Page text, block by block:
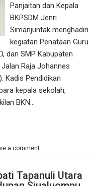
Panjaitan dan Kepala
BKPSDM Jenri
Simanjuntak menghadiri
kegiatan Penataan Guru
dan SMP Kabupaten
Raja Johannes
Kadis Pendidikan
kepala sekolah,
BKN…
a comment
Tapanuli Utara